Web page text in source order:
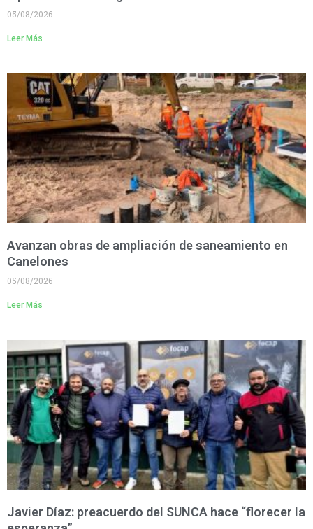
05/08/2026
Leer Más
Avanzan obras de ampliación de saneamiento en
Canelones
05/08/2026
Leer Más
Javier Díaz: preacuerdo del SUNCA hace “florecer la